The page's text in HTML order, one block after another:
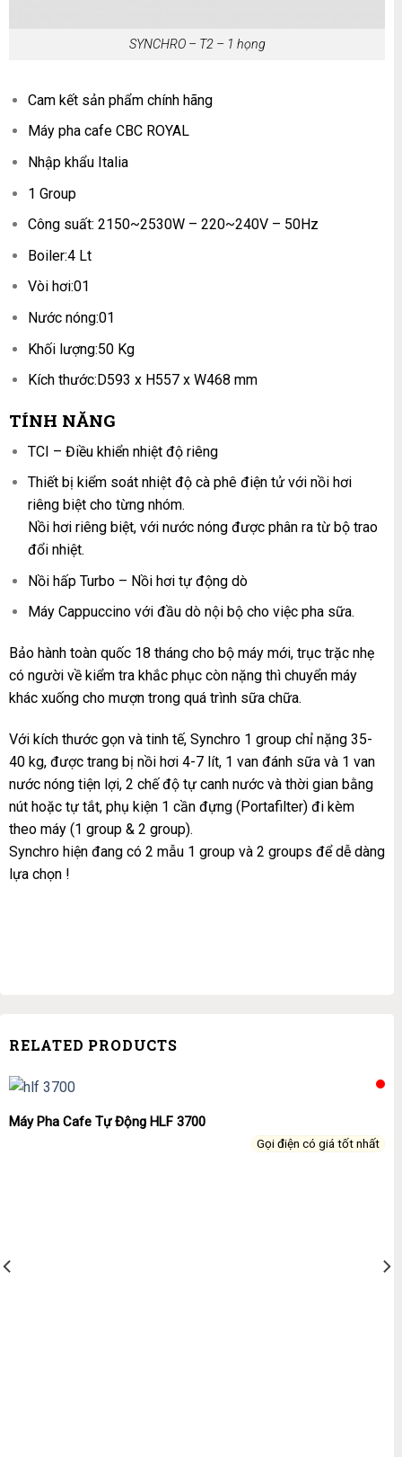
SYNCHRO – T2 – 1 họng
Cam kết sản phẩm chính hãng
Máy pha cafe CBC ROYAL
Nhập khẩu Italia
1 Group
Công suất: 2150~2530W – 220~240V – 50Hz
Boiler:4 Lt
Vòi hơi:01
Nước nóng:01
Khối lượng:50 Kg
Kích thước:D593 x H557 x W468 mm
TÍNH NĂNG
TCI – Điều khiển nhiệt độ riêng
Thiết bị kiểm soát nhiệt độ cà phê điện tử với nồi hơi
riêng biệt cho từng nhóm.
Nồi hơi riêng biệt, với nước nóng được phân ra từ bộ trao
đổi nhiệt.
Nồi hấp Turbo – Nồi hơi tự động dò
Máy Cappuccino với đầu dò nội bộ cho việc pha sữa.
Bảo hành toàn quốc 18 tháng cho bộ máy mới, trục trặc nhẹ
có người về kiểm tra khắc phục còn nặng thì chuyển máy
khác xuống cho mượn trong quá trình sữa chữa.
Với kích thước gọn và tinh tế, Synchro 1 group chỉ nặng 35-
40 kg, được trang bị nồi hơi 4-7 lít, 1 van đánh sữa và 1 van
nước nóng tiện lợi, 2 chế độ tự canh nước và thời gian bằng
nút hoặc tự tắt, phụ kiện 1 cần đựng (Portafilter) đi kèm
theo máy (1 group & 2 group).
Synchro hiện đang có 2 mẫu 1 group và 2 groups để dễ dàng
lựa chọn !
RELATED PRODUCTS
Máy Pha Cafe Tự Động HLF 3700
Gọi điện có giá tốt nhất